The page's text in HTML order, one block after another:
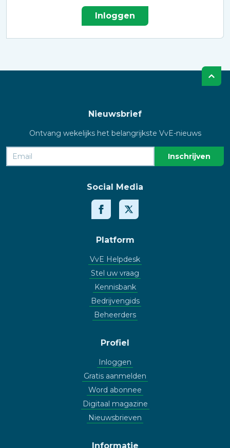
Inloggen
Nieuwsbrief
Ontvang wekelijks het belangrijkste VvE-nieuws
Social Media
Platform
VvE Helpdesk
Stel uw vraag
Kennisbank
Bedrijvengids
Beheerders
Profiel
Inloggen
Gratis aanmelden
Word abonnee
Digitaal magazine
Nieuwsbrieven
Informatie